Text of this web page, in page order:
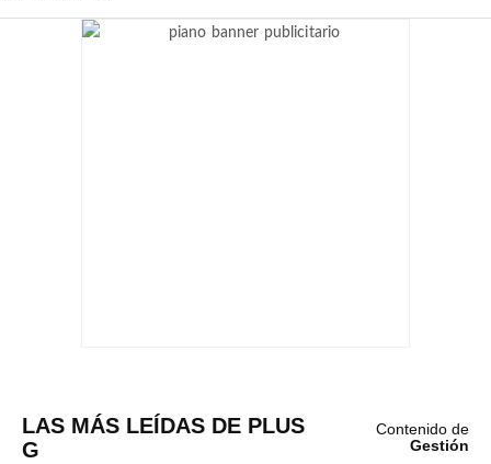
LAS MÁS LEÍDAS DE PLUS
G
Contenido de
Gestión